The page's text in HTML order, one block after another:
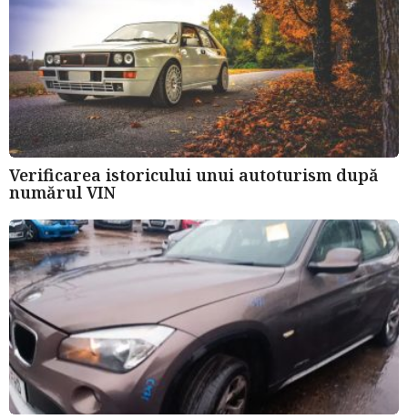
Verificarea istoricului unui autoturism după
numărul VIN